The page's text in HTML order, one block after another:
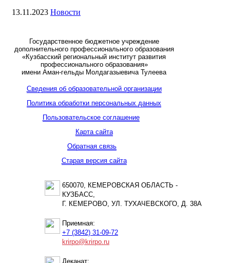
13.11.2023 Новости
Государственное бюджетное учреждение
дополнительного профессионального образования
«Кузбасский региональный институт развития
профессионального образования»
имени Аман-гельды Молдагазыевича Тулеева
Сведения об образовательной организации
Политика обработки персональных данных
Пользовательское соглашение
Карта сайта
Обратная связь
Старая версия сайта
650070, КЕМЕРОВСКАЯ ОБЛАСТЬ -
КУЗБАСС,
Г. КЕМЕРОВО, УЛ. ТУХАЧЕВСКОГО, Д. 38А
Приемная:
+7 (3842) 31-09-72
krirpo@krirpo.ru
Деканат: